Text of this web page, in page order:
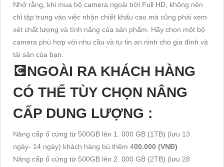
Nhớ rằng, khi mua bộ camera ngoài trời Full HD, không nên
chỉ tập trung vào việc nhận chiết khấu cao mà cũng phải xem
xét chất lượng và tính năng của sản phẩm. Hãy chọn một bộ
camera phù hợp với nhu cầu và tự tin an ninh cho gia đình và
tài sản của bạn.
💽NGOÀI RA KHÁCH HÀNG
CÓ THỂ TÙY CHỌN NÂNG
CẤP DUNG LƯỢNG :
Nâng cấp ổ cứng từ 500GB lên 1. 000 GB (1TB) (lưu 13
ngày- 14 ngày) khách hàng bù thêm 400.000 (VNĐ)
Nâng cấp ổ cứng từ 500GB lên 2. 000 GB (2TB) (lưu 28